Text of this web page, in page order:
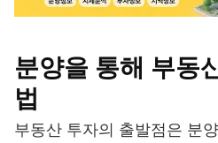
분양을 통해 부동
법
부동산 투자의 출발점은 분